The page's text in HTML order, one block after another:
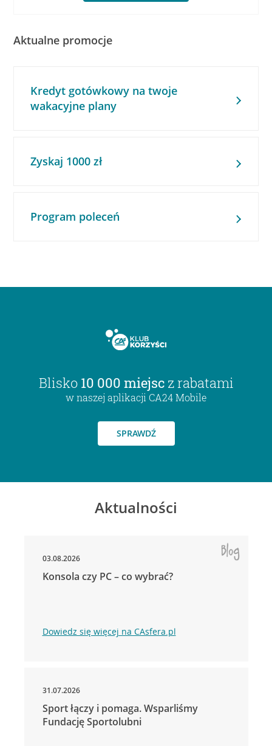
Aktualne promocje
Kredyt gotówkowy na twoje
wakacyjne plany
Zyskaj 1000 zł
Program poleceń
Blisko 10 000 miejsc z rabatami
w naszej aplikacji CA24 Mobile
SPRAWDŹ
Aktualności
03.08.2026
Konsola czy PC – co wybrać?
Dowiedz się więcej na CAsfera.pl
31.07.2026
Sport łączy i pomaga. Wsparliśmy
Fundację Sportolubni